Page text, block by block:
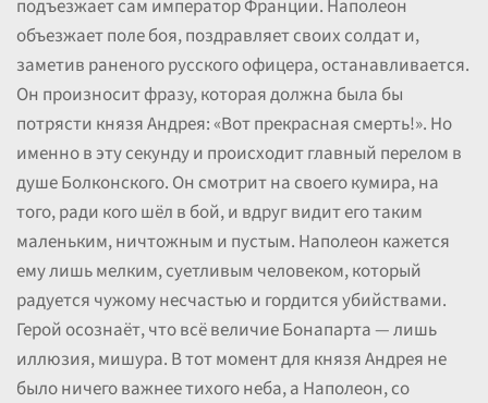
подъезжает сам император Франции. Наполеон
объезжает поле боя, поздравляет своих солдат и,
заметив раненого русского офицера, останавливается.
Он произносит фразу, которая должна была бы
потрясти князя Андрея: «Вот прекрасная смерть!». Но
именно в эту секунду и происходит главный перелом в
душе Болконского. Он смотрит на своего кумира, на
того, ради кого шёл в бой, и вдруг видит его таким
маленьким, ничтожным и пустым. Наполеон кажется
ему лишь мелким, суетливым человеком, который
радуется чужому несчастью и гордится убийствами.
Герой осознаёт, что всё величие Бонапарта — лишь
иллюзия, мишура. В тот момент для князя Андрея не
было ничего важнее тихого неба, а Наполеон, со